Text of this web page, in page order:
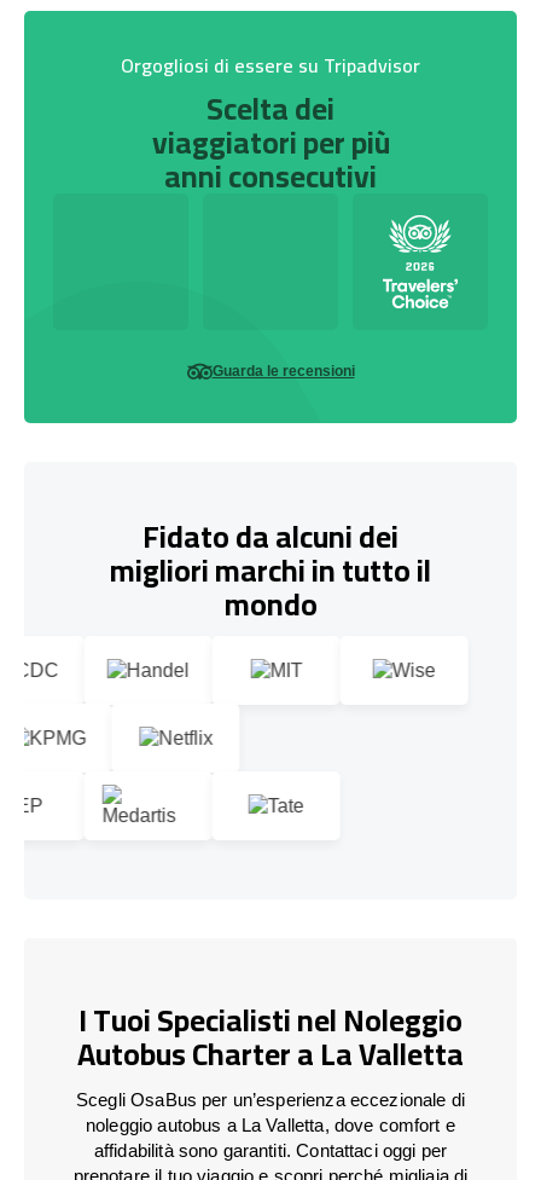
Orgogliosi di essere su Tripadvisor
Scelta dei
viaggiatori per più
anni consecutivi
Guarda le recensioni
Fidato da alcuni dei
migliori marchi in tutto il
mondo
I Tuoi Specialisti nel Noleggio
Autobus Charter a La Valletta
Scegli OsaBus per un’esperienza eccezionale di
noleggio autobus a La Valletta, dove comfort e
affidabilità sono garantiti. Contattaci oggi per
prenotare il tuo viaggio e scopri perché migliaia di